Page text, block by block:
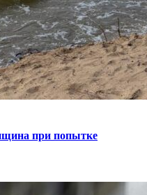
при попытке